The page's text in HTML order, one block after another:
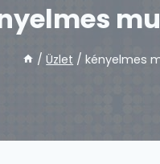
/ Üzlet / kényelmes